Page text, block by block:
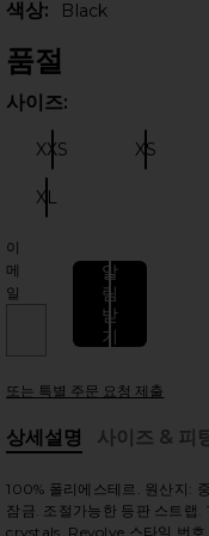
라이드
색상: Black
품절
사이즈:
사이즈:
XXS XS
XL
이
메
일
알
림
받
기
또는 특별 주문 요청 제출
상세설명
사이즈 & 피
100% 폴리에스테르. 원산지:
잠금. 조절가능한 등판 스트
crystals. Revolve 스타일 번